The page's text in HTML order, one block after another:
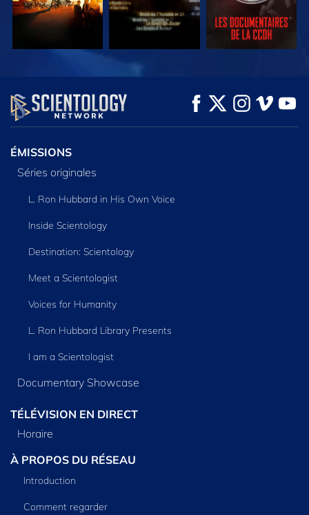
REGARDER REGARDER
DÉCOUVRIR LES
SÉRIES
ÉMISSIONS
Séries originales
L. Ron Hubbard in His Own Voice
Inside Scientology
Destination: Scientology
Meet a Scientologist
Voices for Humanity
L. Ron Hubbard Library Presents
I am a Scientologist
Documentary Showcase
TÉLÉVISION EN DIRECT
Horaire
À PROPOS DU RÉSEAU
Introduction
Comment regarder